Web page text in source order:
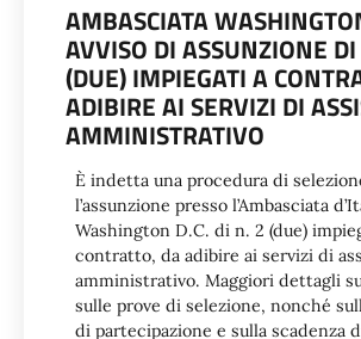
AMBASCIATA
AVVISO DI ASSUNZIONE
(DUE) IMPIEGATI A
ADIBIRE AI SERVIZI DI
AMMINISTRATIVO
È indetta una procedura di
l’assunzione presso l’Ambasciata
Washington D.C. di n. 2 (due)
contratto, da adibire ai servizi di
amministrativo. Maggiori dettagli
sulle prove di selezione, nonché
di partecipazione e sulla scadenza